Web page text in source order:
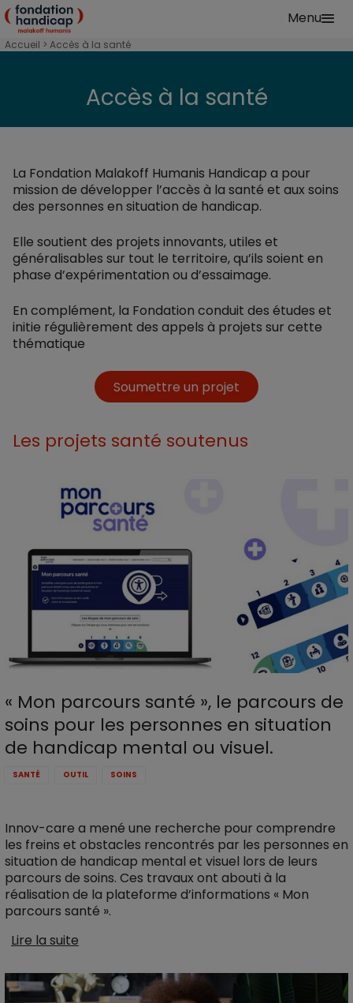
Aller au contenu principal
Fondation Handicap Malakoff Humanis
Menu
Accueil Accès à la santé
Accès à la santé
La Fondation Malakoff Humanis Handicap a pour
mission de développer l’accès à la santé et aux soins
des personnes en situation de handicap.
Elle soutient des projets innovants, utiles et
généralisables sur tout le territoire, qu’ils soient en
phase d’expérimentation ou d’essaimage.
En complément, la Fondation conduit des études et
initie régulièrement des appels à projets sur cette
thématique
Soumettre un projet
Les projets santé soutenus
Référence au bloc
« Mon parcours santé », le parcours de
soins pour les personnes en situation
de handicap mental ou visuel.
SANTÉ OUTIL SOINS
Innov-care a mené une recherche pour comprendre
les freins et obstacles rencontrés par les personnes en
situation de handicap mental et visuel lors de leurs
parcours de soins. Ces travaux ont abouti à la
réalisation de la plateforme d’informations « Mon
parcours santé ».
Lire la suite